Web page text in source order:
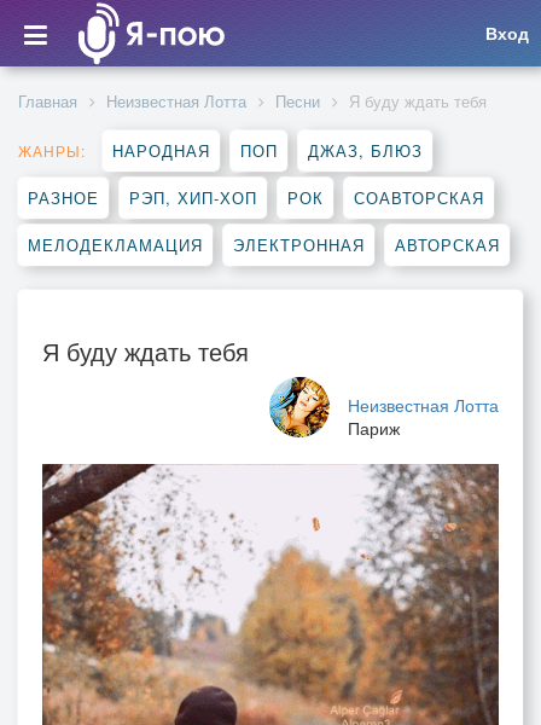
Вход
Главная Неизвестная Лотта Песни Я буду ждать тебя
ЖАНРЫ: НАРОДНАЯ ПОП ДЖАЗ, БЛЮЗ
РАЗНОЕ РЭП, ХИП-ХОП РОК СОАВТОРСКАЯ
МЕЛОДЕКЛАМАЦИЯ ЭЛЕКТРОННАЯ АВТОРСКАЯ
Я буду ждать тебя
Неизвестная Лотта
Париж